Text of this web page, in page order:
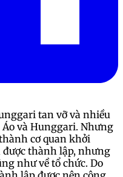
tan vỡ và nhiều
và Hunggari. Nhưng
cơ quan khởi
thành lập, nhưng
như về tổ chức. Do